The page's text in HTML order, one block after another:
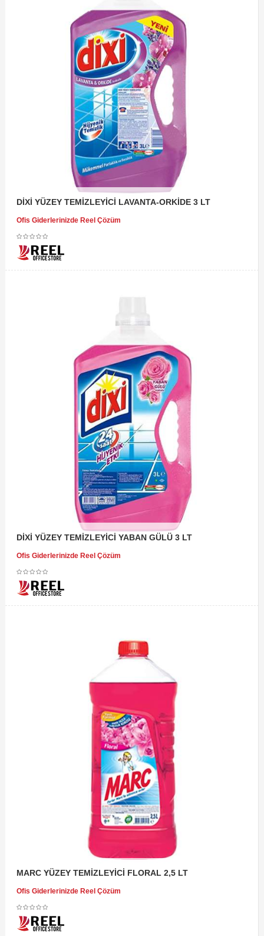
DİXİ YÜZEY TEMİZLEYİCİ LAVANTA-ORKİDE 3 LT
Ofis Giderlerinizde Reel Çözüm
DİXİ YÜZEY TEMİZLEYİCİ YABAN GÜLÜ 3 LT
Ofis Giderlerinizde Reel Çözüm
MARC YÜZEY TEMİZLEYİCİ FLORAL 2,5 LT
Ofis Giderlerinizde Reel Çözüm